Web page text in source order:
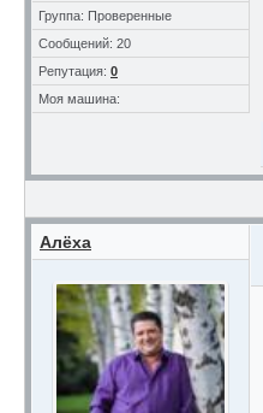
Группа: Проверенные
Сообщений: 20
Репутация: 0
Моя машина:
Алёха